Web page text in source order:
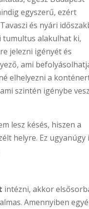
egyszerű, ezért
és nyári
alakulhat ki,
jelezni igényét és
ami
elhelyezni a
szintén igénybe vesz
lesz késés, hiszen a
helyre. Ez ugyanúgy
intézni, akkor
Amennyiben